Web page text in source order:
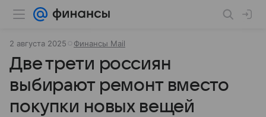
2 августа 2025 Финансы Mail
Две трети россиян
выбирают ремонт вместо
покупки новых вещей